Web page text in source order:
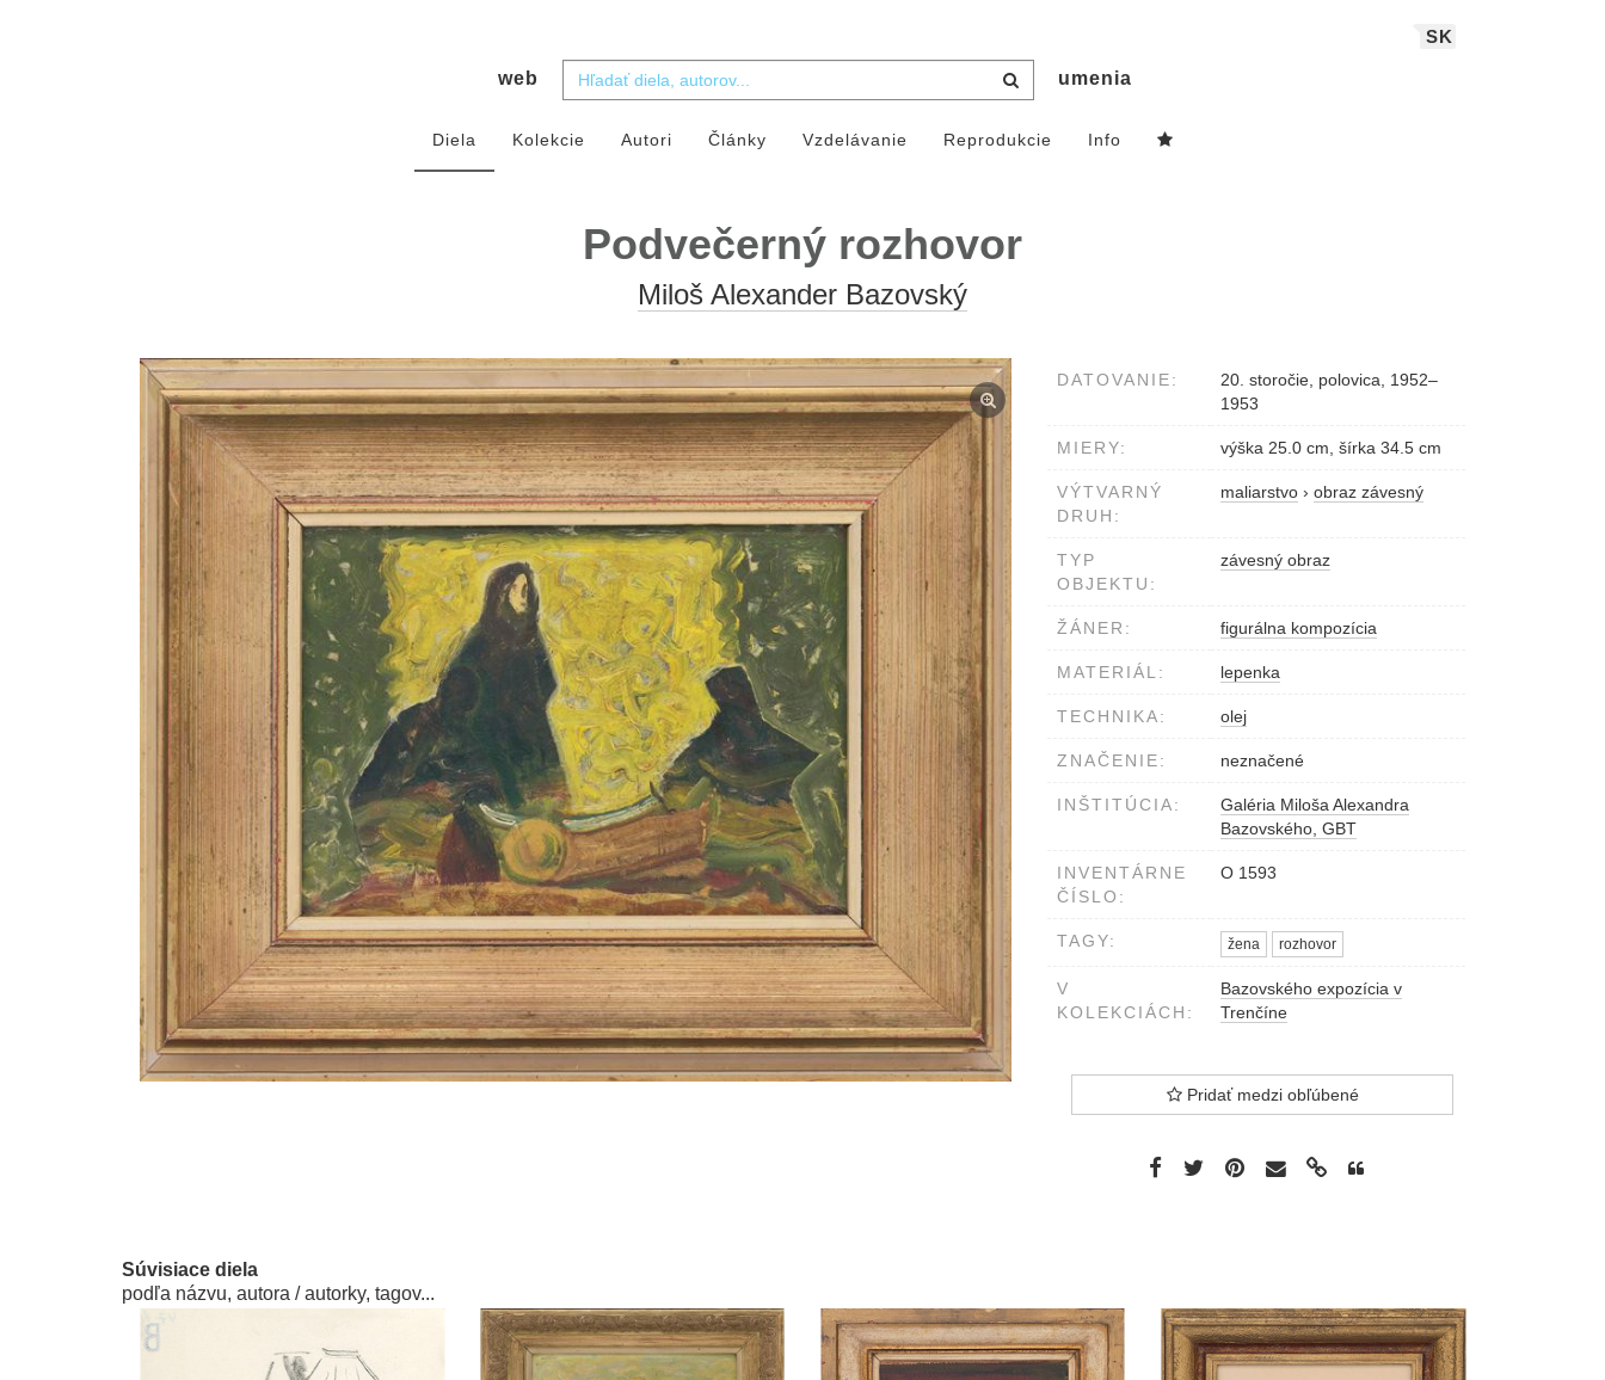
SK
web umenia
Diela Kolekcie Autori Články Vzdelávanie Reprodukcie Info
Podvečerný rozhovor
Miloš Alexander Bazovský
DATOVANIE:
20. storočie, polovica, 1952–
1953
MIERY: výška 25.0 cm, šírka 34.5 cm
VÝTVARNÝ
DRUH:
maliarstvo › obraz závesný
TYP
OBJEKTU:
závesný obraz
ŽÁNER: figurálna kompozícia
MATERIÁL: lepenka
TECHNIKA: olej
ZNAČENIE: neznačené
INŠTITÚCIA:
Galéria Miloša Alexandra
Bazovského, GBT
INVENTÁRNE
ČÍSLO:
O 1593
TAGY: žena rozhovor
V
KOLEKCIÁCH:
Bazovského expozícia v
Trenčíne
Pridať medzi obľúbené
Súvisiace diela
podľa názvu, autora / autorky, tagov...